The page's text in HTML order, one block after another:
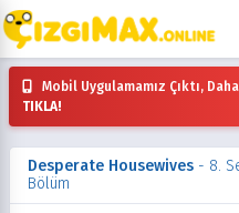
Mobil Uygulamamız Çıktı,
TIKLA!
Desperate Housewives - 8.
Bölüm